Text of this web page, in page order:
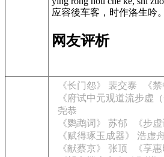
应容後车客，时作洛生吟。
网友评析
《长门怨》 裴交泰
《
《府试中元观道流步虚
尧恭
《鹦鹉词》 苏郁
《步
《赋得琢玉成器》 浩虚
《献蔡京》 张顶
《享